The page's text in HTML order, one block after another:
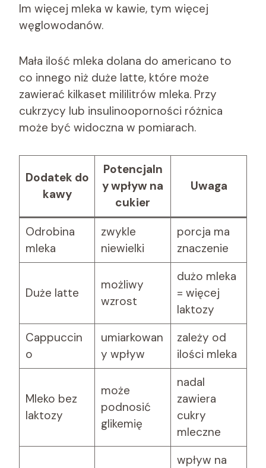
Im więcej mleka w kawie, tym więcej
węglowodanów.
Mała ilość mleka dolana do americano to
co innego niż duże latte, które może
zawierać kilkaset mililitrów mleka. Przy
cukrzycy lub insulinooporności różnica
może być widoczna w pomiarach.
Dodatek do
kawy
Potencjaln
y wpływ na
cukier
Uwaga
Odrobina
mleka
zwykle
niewielki
porcja ma
znaczenie
Duże latte
możliwy
wzrost
dużo mleka
= więcej
laktozy
Cappuccin
o
umiarkowan
y wpływ
zależy od
ilości mleka
Mleko bez
laktozy
może
podnosić
glikemię
nadal
zawiera
cukry
mleczne
wpływ na